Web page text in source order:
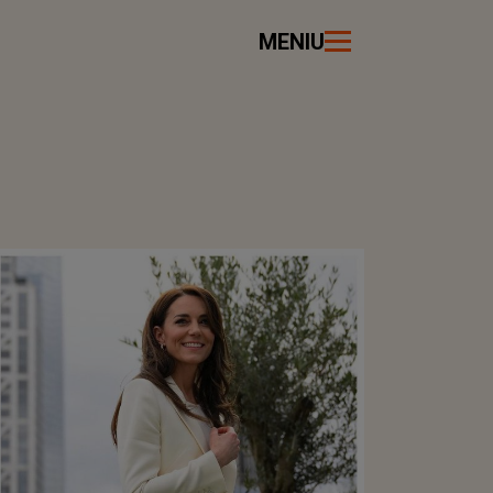
MENIU